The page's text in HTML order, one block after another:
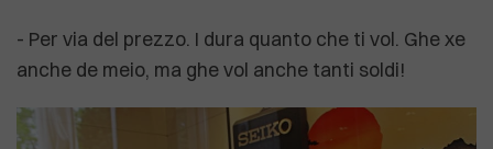
- Per via del prezzo. I dura quanto che ti vol. Ghe xe
anche de meio, ma ghe vol anche tanti soldi!